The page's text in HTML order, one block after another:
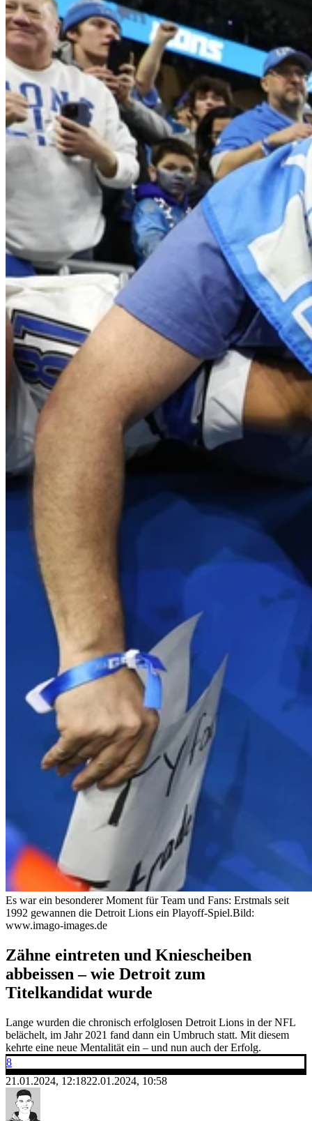
Es war ein besonderer Moment für Team und Fans: Erstmals seit
1992 gewannen die Detroit Lions ein Playoff-Spiel.Bild:
www.imago-images.de
Zähne eintreten und Kniescheiben
abbeissen – wie Detroit zum
Titelkandidat wurde
Lange wurden die chronisch erfolglosen Detroit Lions in der NFL
belächelt, im Jahr 2021 fand dann ein Umbruch statt. Mit diesem
kehrte eine neue Mentalität ein – und nun auch der Erfolg.
8
21.01.2024, 12:1822.01.2024, 10:58